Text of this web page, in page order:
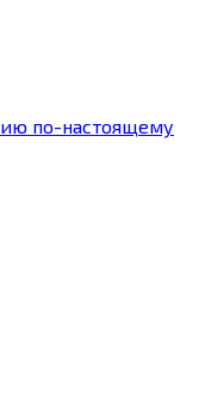
по-настоящему